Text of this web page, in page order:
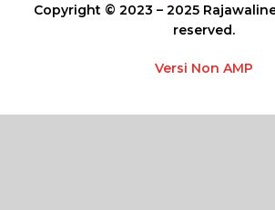
Copyright © 2023 – 2025
reserved.
Versi Non AMP